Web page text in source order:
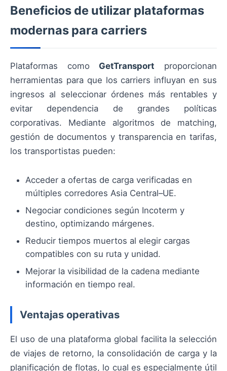
Beneficios de utilizar plataformas
modernas para carriers
Plataformas como GetTransport proporcionan
herramientas para que los carriers influyan en sus
ingresos al seleccionar órdenes más rentables y
evitar dependencia de grandes políticas
corporativas. Mediante algoritmos de matching,
gestión de documentos y transparencia en tarifas,
los transportistas pueden:
Acceder a ofertas de carga verificadas en
múltiples corredores Asia Central–UE.
Negociar condiciones según Incoterm y
destino, optimizando márgenes.
Reducir tiempos muertos al elegir cargas
compatibles con su ruta y unidad.
Mejorar la visibilidad de la cadena mediante
información en tiempo real.
Ventajas operativas
El uso de una plataforma global facilita la selección
de viajes de retorno, la consolidación de carga y la
planificación de flotas, lo cual es especialmente útil